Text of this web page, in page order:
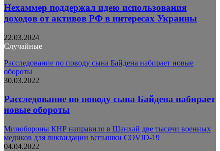
Нехаммер поддержал идею использования
доходов от активов РФ в интересах Украины
22.03.2024
Случайные
Расследование по поводу сына Байдена набирает новые
обороты
30.03.2022
Расследование по поводу сына Байдена набирает
новые обороты
Минобороны КНР направило в Шанхай две тысячи военных
медиков для ликвидации вспышки COVID-19
04.04.2022